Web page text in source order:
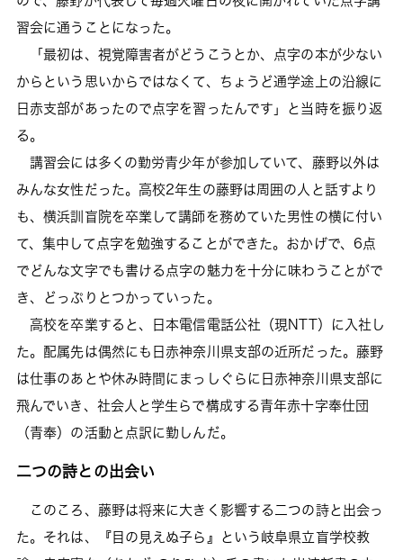
習会に通うことになった。
「最初は、視覚障害者がどうこうとか、点字の本が少ない
からという思いからではなくて、ちょうど通学途上の沿線に
日赤支部があったので点字を習ったんです」と当時を振り返
る。
講習会には多くの勤労青少年が参加していて、藤野以外は
みんな女性だった。高校2年生の藤野は周囲の人と話すより
も、横浜訓盲院を卒業して講師を務めていた男性の横に付い
て、集中して点字を勉強することができた。おかげで、6点
でどんな文字でも書ける点字の魅力を十分に味わうことがで
き、どっぷりとつかっていった。
高校を卒業すると、日本電信電話公社（現NTT）に入社し
た。配属先は偶然にも日赤神奈川県支部の近所だった。藤野
は仕事のあとや休み時間にまっしぐらに日赤神奈川県支部に
飛んでいき、社会人と学生らで構成する青年赤十字奉仕団
（青奉）の活動と点訳に勤しんだ。
二つの詩との出会い
このころ、藤野は将来に大きく影響する二つの詩と出会っ
た。それは、『目の見えぬ子ら』という岐阜県立盲学校教